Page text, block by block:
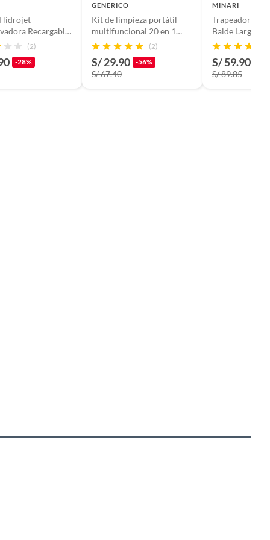
Recargable
(2)
-28%
GENERICO
Kit de limpieza portátil
multifuncional 20 en 1
negro
(2)
S/ 29.90 -56%
S/ 67.40
MINARI
Trapeador
Balde Large
Aleatorio
S/ 59.90
S/ 89.85